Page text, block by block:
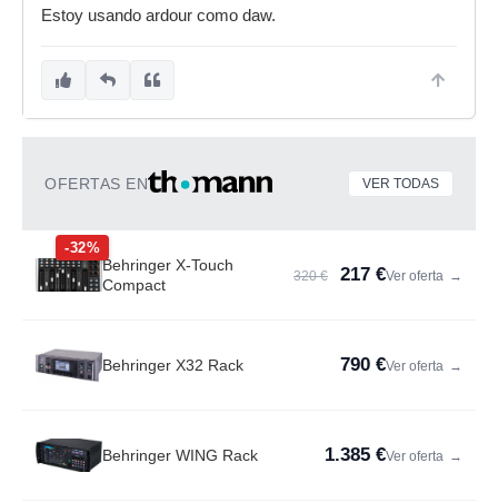
Estoy usando ardour como daw.
OFERTAS EN VER TODAS
-32%
Behringer X-Touch
Compact
320 € 217 €Ver oferta →
Behringer X32 Rack 790 €Ver oferta →
Behringer WING Rack 1.385 €Ver oferta →